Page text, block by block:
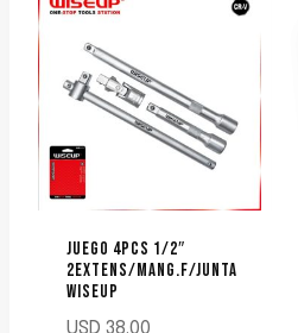
JUEGO 4PCS 1/2″
2EXTENS/MANG.F/JUNTA
WISEUP
USD 38.00